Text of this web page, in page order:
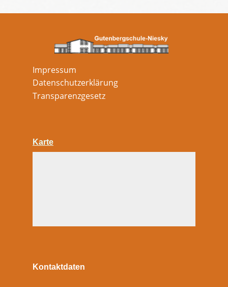
Impressum
Datenschutzerklärung
Transparenzgesetz
Karte
Kontaktdaten